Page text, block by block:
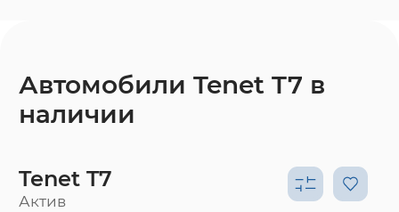
Автомобили Tenet T7 в
наличии
Tenet T7
Актив